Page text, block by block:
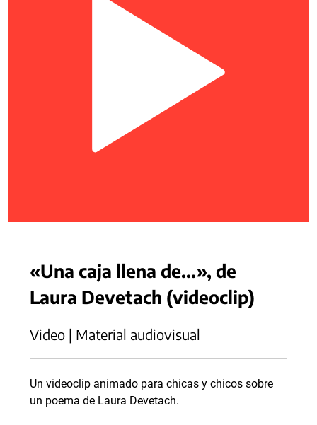
«Una caja llena de...», de
Laura Devetach (videoclip)
Video | Material audiovisual
Un videoclip animado para chicas y chicos sobre
un poema de Laura Devetach.